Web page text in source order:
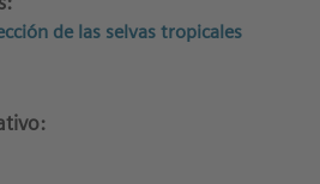
de las selvas tropicales